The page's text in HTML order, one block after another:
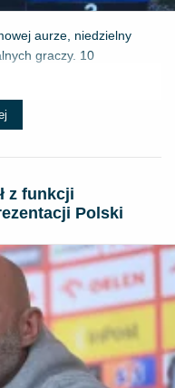
aurze, niedzielny
graczy. 10
z funkcji
Polski